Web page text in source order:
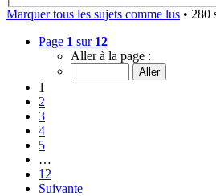
Marquer tous les sujets comme lus • 280
Page 1 sur 12
Aller à la page :
1
2
3
4
5
…
12
Suivante